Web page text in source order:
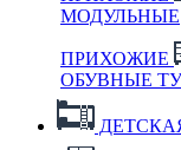
МОДУЛЬНЫЕ
ПРИХОЖИЕ
ОБУВНЫЕ